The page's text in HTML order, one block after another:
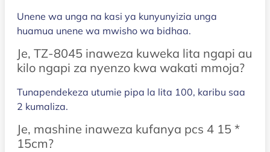
Unene wa unga na kasi ya kunyunyizia unga
huamua unene wa mwisho wa bidhaa.
Je, TZ-8045 inaweza kuweka lita ngapi au
kilo ngapi za nyenzo kwa wakati mmoja?
Tunapendekeza utumie pipa la lita 100, karibu saa
2 kumaliza.
Je, mashine inaweza kufanya pcs 4 15 *
15cm?